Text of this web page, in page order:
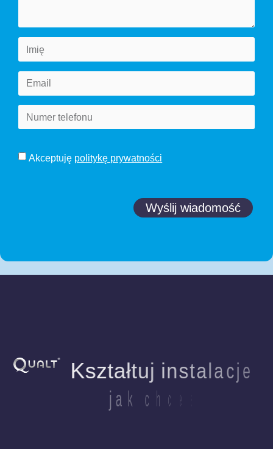
Akceptuję politykę prywatności
Wyślij wiadomość
Kształtuj instalacje
j a k c h c